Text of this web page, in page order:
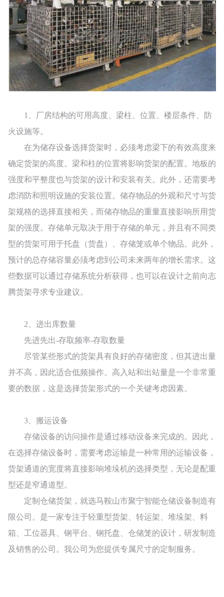
1、厂房结构的可用高度、梁柱、位置、楼层条件、防
火设施等。
在为储存设备选择货架时，必须考虑梁下的有效高度来
确定货架的高度。梁和柱的位置将影响货架的配置。地板的
强度和平整度也与货架的设计和安装有关。 此外，还需要考
虑消防和照明设施的安装位置。 储存物品的外观和尺寸与货
架规格的选择直接相关，而储存物品的重量直接影响所用货
架的强度。存储单元取决于用于存储的单元，并且有不同类
型的货架可用于托盘（货盘）、存储笼或单个物品。此外，
预计的总存储容量必须考虑到公司未来两年的增长需求。这
些数据可以通过存储系统分析获得，也可以在设计之前向志
腾货架寻求专业建议。
2、进出库数量
先进先出-存取频率-存取数量
尽管某些形式的货架具有良好的存储密度，但其进出量
并不高，因此适合低频操作。高入站和出站量是一个非常重
要的数据，这是选择货架形式的一个关键考虑因素。
3、 搬运设备
存储设备的访问操作是通过移动设备来完成的。因此，
在选择存储设备时，需要考虑运输是一种常用的运输设备，
货架通道的宽度将直接影响堆垛机的选择类型，无论是配重
型还是窄通道型。
定制仓储货架，就选马鞍山市聚宁智能仓储设备制造有
限公司。 是一家专注于轻重型货架、转运架、堆垛架、料
箱、工位器具、钢平台、钢托盘、仓储笼的设计，研发制造
及销售的公司。我公司为您提供专属尺寸的定制服务。